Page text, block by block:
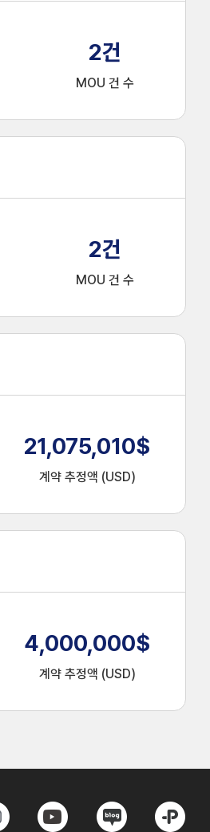
2건
MOU 건 수
2건
MOU 건 수
21,075,010$
계약 추정액 (USD)
4,000,000$
계약 추정액 (USD)